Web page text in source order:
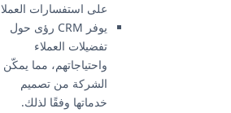
على استفسارات
يوفر CRM رؤى حول
تفضيلات العملاء
واحتياجاتهم، مما يمكّن
الشركة من تصميم
خدماتها وفقًا لذلك.